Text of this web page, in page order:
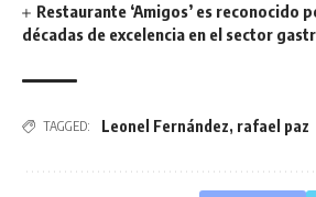
Restaurante ‘Amigos’ es reconocido
décadas de excelencia en el sector
TAGGED: Leonel Fernández, rafael paz